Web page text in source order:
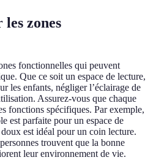
zones
fonctionnelles qui peuvent
Que ce soit un espace de lecture,
les enfants, négliger l’éclairage de
Assurez-vous que chaque
fonctions spécifiques. Par exemple,
est parfaite pour un espace de
est idéal pour un coin lecture.
trouvent que la bonne
leur environnement de vie.